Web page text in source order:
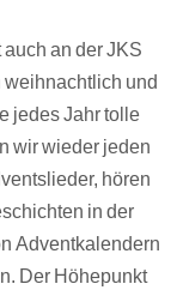
an der JKS
und
jedes Jahr tolle
wir wieder jeden
hören
in der
Adventkalendern
Der Höhepunkt